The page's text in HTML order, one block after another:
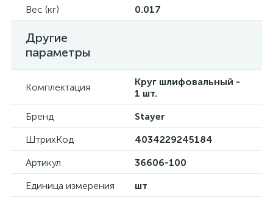
Вес (кг)
0.017
Другие
параметры
Комплектация
Круг шлифовальный -
1 шт.
Бренд
Stayer
ШтрихКод
4034229245184
Артикул
36606-100
Единица измерения
шт